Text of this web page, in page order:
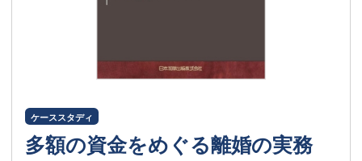
多額の資金をめぐる離婚の実務
ケーススタディ